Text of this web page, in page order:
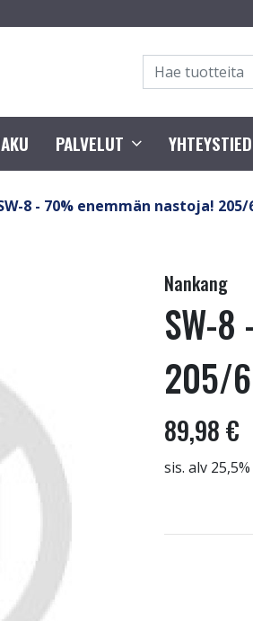
PALVELUT
8 - 70% enemmän nastoja! 205/
Nankang
SW-
205/
89,98 €
sis. alv